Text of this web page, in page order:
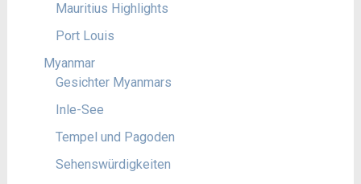
Mauritius Highlights
Port Louis
Myanmar
Gesichter Myanmars
Inle-See
Tempel und Pagoden
Sehenswürdigkeiten